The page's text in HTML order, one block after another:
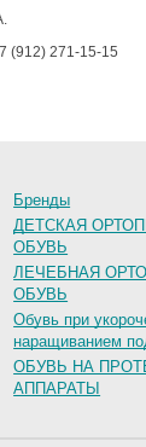
(912) 271-15-15
Бренды
ДЕТСКАЯ
ОБУВЬ
ЛЕЧЕБНАЯ
ОБУВЬ
Обувь при
наращиванием
ОБУВЬ НА
АППАРАТЫ